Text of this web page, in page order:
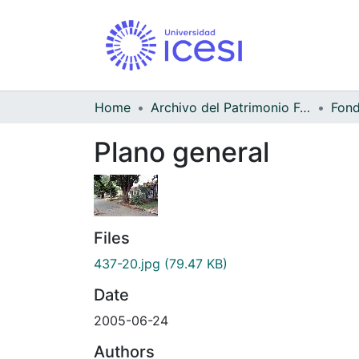
Home Archivo del Patrimonio Fotográfico y Fílmico del Valle del Cauca
Plano general
Files
437-20.jpg (79.47 KB)
Date
2005-06-24
Authors